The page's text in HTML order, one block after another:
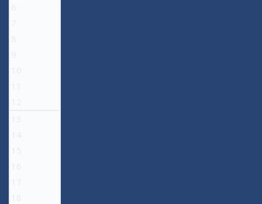
6
7
8
9
10
11
12
13
14
15
16
17
18